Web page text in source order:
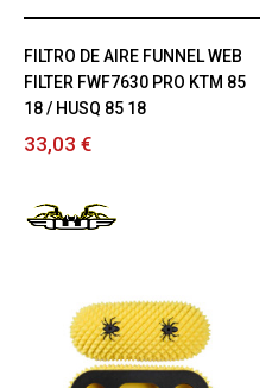
FILTRO DE AIRE FUNNEL WEB
FILTER FWF7630 PRO KTM 85
18 / HUSQ 85 18
33,03 €